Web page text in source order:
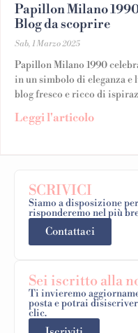
Papillon Milano
Blog da scoprire
Sab, 1 Marzo 2025
Papillon Milano 1990
in un simbolo di eleganza e
blog fresco e ricco di
Leggi l'articolo
Sei iscritto alla
Ti invieremo
posta e potrai
clic.
SCRIVICI
Siamo a disposizione
risponderemo nel più
Contattaci